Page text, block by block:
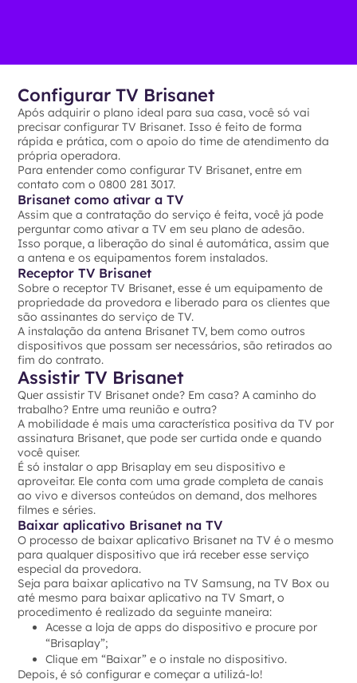
Configurar TV Brisanet
Após adquirir o plano ideal para sua casa, você só vai
precisar configurar TV Brisanet. Isso é feito de forma
rápida e prática, com o apoio do time de atendimento da
própria operadora.
Para entender como configurar TV Brisanet, entre em
contato com o 0800 281 3017.
Brisanet como ativar a TV
Assim que a contratação do serviço é feita, você já pode
perguntar como ativar a TV em seu plano de adesão.
Isso porque, a liberação do sinal é automática, assim que
a antena e os equipamentos forem instalados.
Receptor TV Brisanet
Sobre o receptor TV Brisanet, esse é um equipamento de
propriedade da provedora e liberado para os clientes que
são assinantes do serviço de TV.
A instalação da antena Brisanet TV, bem como outros
dispositivos que possam ser necessários, são retirados ao
fim do contrato.
Assistir TV Brisanet
Quer assistir TV Brisanet onde? Em casa? A caminho do
trabalho? Entre uma reunião e outra?
A mobilidade é mais uma característica positiva da TV por
assinatura Brisanet, que pode ser curtida onde e quando
você quiser.
É só instalar o app Brisaplay em seu dispositivo e
aproveitar. Ele conta com uma grade completa de canais
ao vivo e diversos conteúdos on demand, dos melhores
filmes e séries.
Baixar aplicativo Brisanet na TV
O processo de baixar aplicativo Brisanet na TV é o mesmo
para qualquer dispositivo que irá receber esse serviço
especial da provedora.
Seja para baixar aplicativo na TV Samsung, na TV Box ou
até mesmo para baixar aplicativo na TV Smart, o
procedimento é realizado da seguinte maneira:
Acesse a loja de apps do dispositivo e procure por
“Brisaplay”;
Clique em “Baixar” e o instale no dispositivo.
Depois, é só configurar e começar a utilizá-lo!